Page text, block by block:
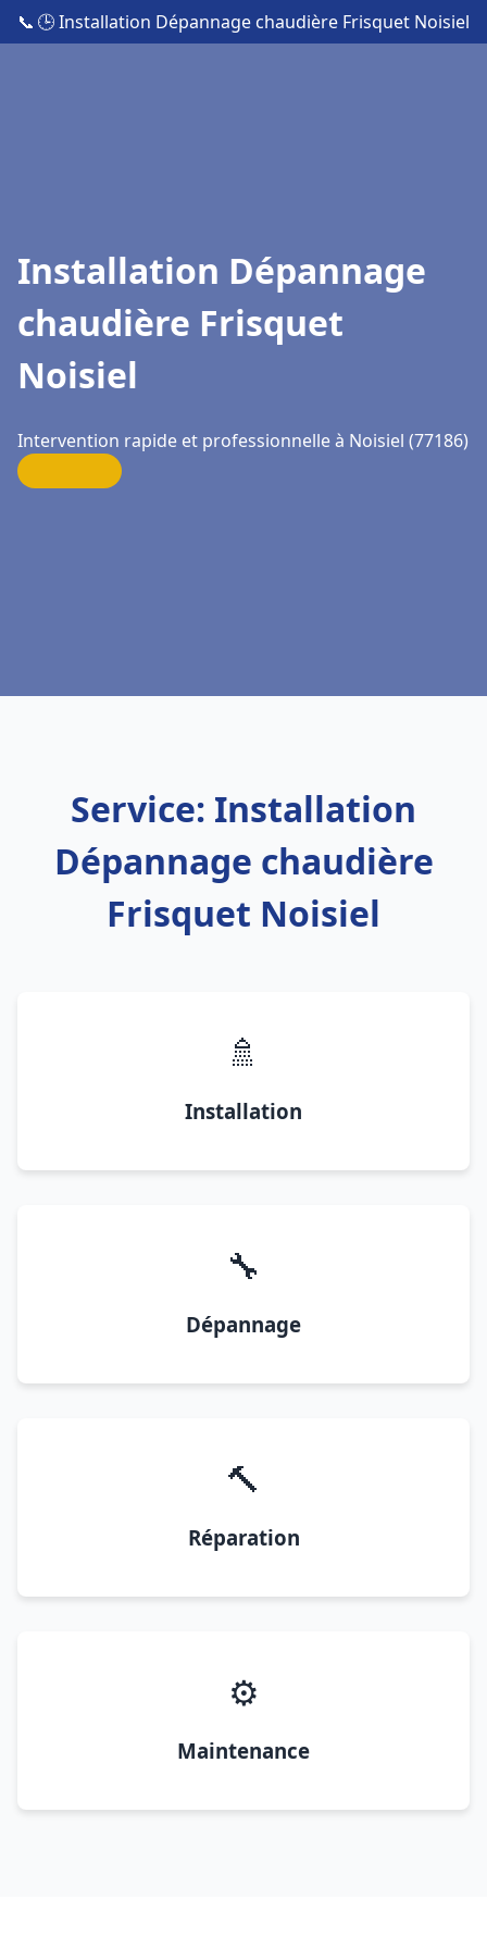
📞 🕒 Installation Dépannage chaudière Frisquet Noisiel
Installation Dépannage
chaudière Frisquet
Noisiel
Intervention rapide et professionnelle à Noisiel (77186)
Service: Installation
Dépannage chaudière
Frisquet Noisiel
🚿
Installation
🔧
Dépannage
🔨
Réparation
⚙️
Maintenance